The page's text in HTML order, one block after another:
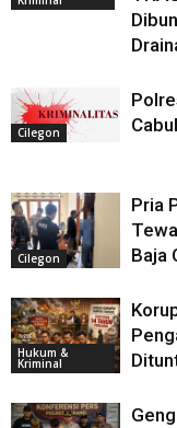
Cilegon
Cilegon
Pria
Baja
Hukum &
Kriminal